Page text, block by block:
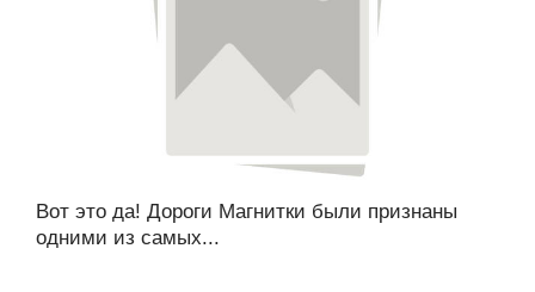
Вот это да! Дороги Магнитки были признаны
одними из самых...